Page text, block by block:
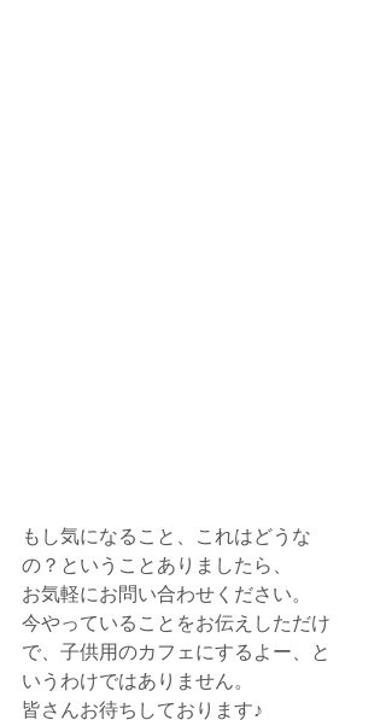
もし気になること、これはどうな
の？ということありましたら、
お気軽にお問い合わせください。
今やっていることをお伝えしただけ
で、子供用のカフェにするよー、と
いうわけではありません。
皆さんお待ちしております♪